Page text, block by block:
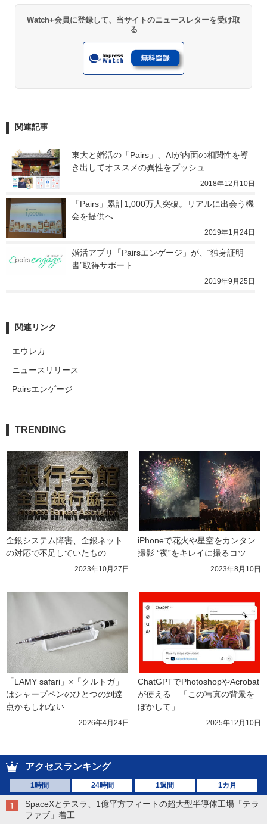
Watch+会員に登録して、当サイトのニュースレターを受け取
る
関連記事
東大と婚活の「Pairs」、AIが内面の相関性を導
き出してオススメの異性をプッシュ
2018年12月10日
「Pairs」累計1,000万人突破。リアルに出会う機
会を提供へ
2019年1月24日
婚活アプリ「Pairsエンゲージ」が、“独身証明
書”取得サポート
2019年9月25日
関連リンク
エウレカ
ニュースリリース
Pairsエンゲージ
TRENDING
全銀システム障害、全銀ネット
の対応で不足していたもの
2023年10月27日
iPhoneで花火や星空をカンタン
撮影 “夜”をキレイに撮るコツ
2023年8月10日
「LAMY safari」×「クルトガ」
はシャープペンのひとつの到達
点かもしれない
2026年4月24日
ChatGPTでPhotoshopやAcrobat
が使える　「この写真の背景を
ぼかして」
2025年12月10日
アクセスランキング
1時間 24時間 1週間 1カ月
SpaceXとテスラ、1億平方フィートの超大型半導体工場「テラ
ファブ」着工